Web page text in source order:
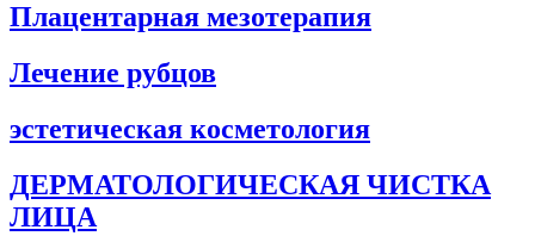
Плацентарная мезотерапия
Лечение рубцов
эстетическая косметология
ДЕРМАТОЛОГИЧЕСКАЯ ЧИСТКА
ЛИЦА